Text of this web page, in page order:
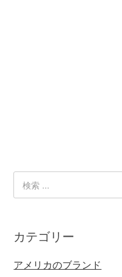
カテゴリー
アメリカのブランド